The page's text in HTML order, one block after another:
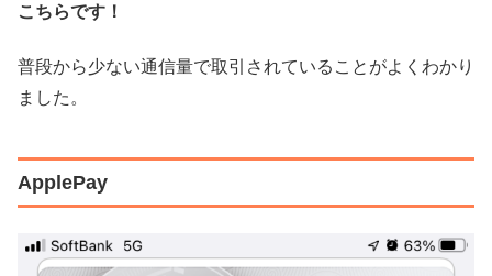
こちらです！
普段から少ない通信量で取引されていることがよくわかり
ました。
ApplePay